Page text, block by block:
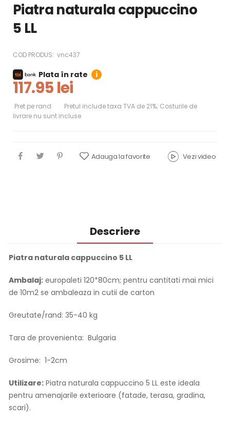
Piatra naturala cappuccino
5 LL
COD PRODUS: vnc437
Plata în rate i
117.95 lei
Pret pe rand
Pretul include taxa TVA de 21%; Costurile de
livrare nu sunt incluse
Adauga la favorite Vezi video
Descriere
Piatra naturala cappuccino 5 LL
Ambalaj: europaleti 120*80cm; pentru cantitati mai mici
de 10m2 se ambaleaza in cutii de carton
Greutate/rand: 35-40 kg
Tara de provenienta: Bulgaria
Grosime: 1-2cm
Utilizare: Piatra naturala cappuccino 5 LL este ideala
pentru amenajarile exterioare (fatade, terasa, gradina,
scari).